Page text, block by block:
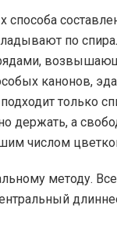
способа
по
канонов,
только
держать, а
числом
методу.